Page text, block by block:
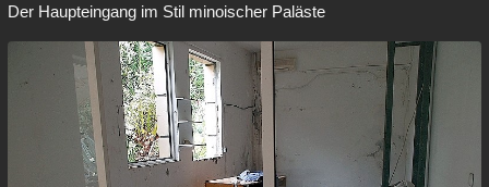
Der Haupteingang im Stil minoischer Paläste